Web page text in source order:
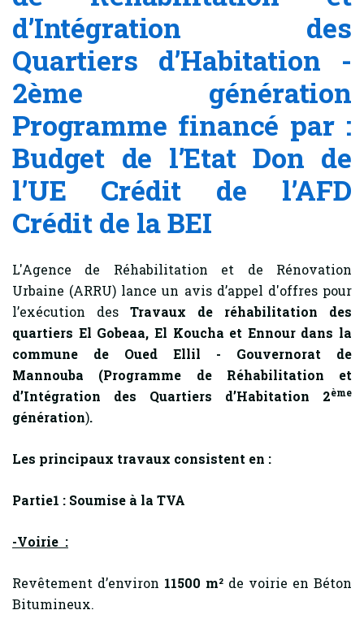
d’Intégration des
Quartiers d’Habitation -
2ème génération
Programme financé par :
Budget de l’Etat Don de
l’UE Crédit de l’AFD
Crédit de la BEI
L'Agence de Réhabilitation et de Rénovation
Urbaine (ARRU) lance un avis d’appel d'offres pour
l’exécution des Travaux de réhabilitation des
quartiers El Gobeaa, El Koucha et Ennour dans la
commune de Oued Ellil - Gouvernorat de
Mannouba (Programme de Réhabilitation et
d’Intégration des Quartiers d’Habitation 2ème
génération).
Les principaux travaux consistent en :
Partie1 : Soumise à la TVA
-Voirie :
Revêtement d’environ 11500 m² de voirie en Béton
Bitumineux.